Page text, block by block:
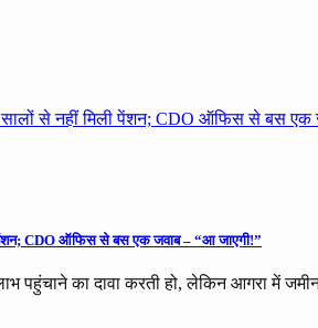
पेंशन; CDO ऑफिस से बस एक जवाब – “आ जाएगी!”
पहुंचाने का दावा करती हो, लेकिन आगरा में